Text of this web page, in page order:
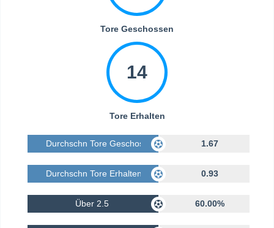
Tore Geschossen
14
Tore Erhalten
Durchschn Tore Geschossen 1.67
Durchschn Tore Erhalten 0.93
Über 2.5 60.00%